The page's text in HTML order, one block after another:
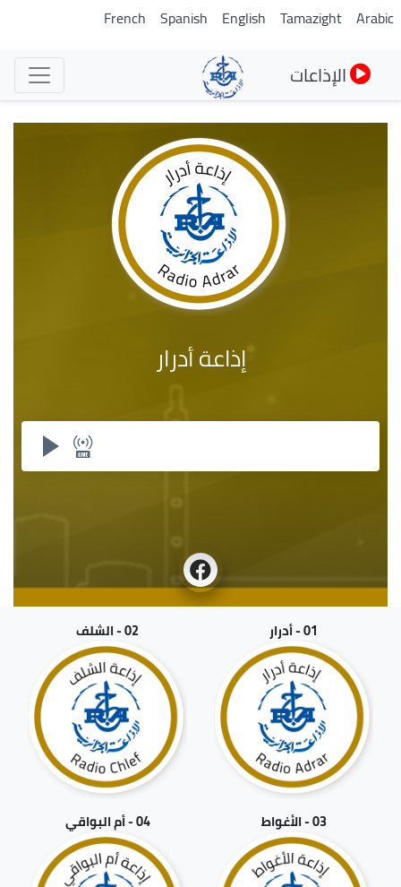
تجاوز
Arabic
Tamazight
English
Spanish
French
الإذاعات
إذاعة أدرار
01 - أدرار 02 - الشلف
03 - الأغواط 04 - أم البواقي